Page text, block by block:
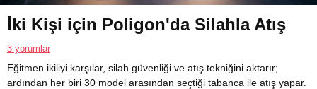
İki Kişi için Poligon'da Silahla Atış
3 yorumlar
Eğitmen ikiliyi karşılar, silah güvenliği ve atış tekniğini aktarır;
ardından her biri 30 model arasından seçtiği tabanca ile atış yapar.